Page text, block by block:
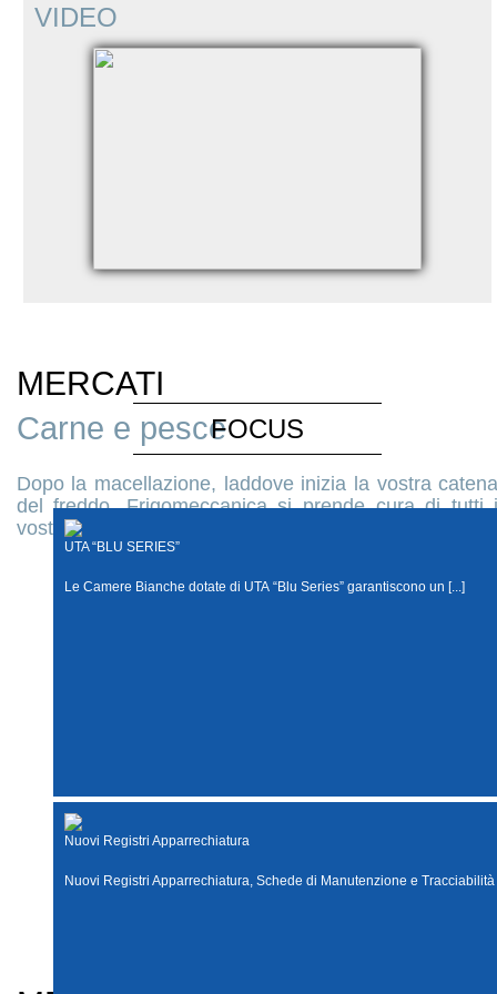
MERCATI
Carne e pesce
Dopo la macellazione, laddove inizia la vostra
del freddo, Frigomeccanica si prende cura di tutti
vostri tipi di carne e pesce.
VIDEO
FOCUS
UTA “BLU SERIES”
UTA “BLU SERIES”
Le Camere Bianche dotate di UTA “Blu Series” garantiscono un [...]
Nuovi Registri Apparrechiatura
Nuovi Registri Apparrechiatura
Nuovi Registri Apparrechiatura, Schede di Manutenzione e Tracciabilità